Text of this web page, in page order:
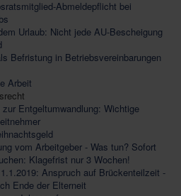
Abmeldepflicht bei
Urlaub: Nicht jede AU-Bescheigung
Befristung in Betriebsvereinbarungen
Arbeit
Entgeltumwandlung: Wichtige
vom Arbeitgeber - Was tun? Sofort
Klagefrist nur 3 Wochen!
Anspruch auf Brückenteilzeit -
Ende der Elterneit